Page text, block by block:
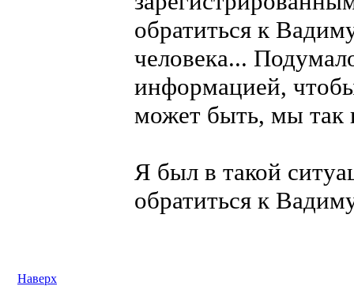
обратиться к
человека...
информацией,
может быть, мы так
Я был в такой
обратиться к
Наверх